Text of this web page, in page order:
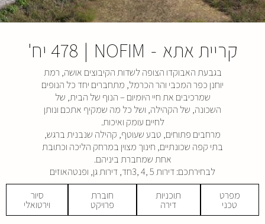
קריית אתא -
NOFIM
| 478 יח'
בגבעת האבוקדו הצופה לשדות הקיבוצים אושה, רמת
יוחנן כפר המכבי והר הכרמל, מתחברים יחד כל הנופים
שמרכיבים את חיי היומיום – הנוף של הבית, של
השכונה, של הקהילה, ושל כל מה שמקיף אתכם ונותן
לחיים עומק ואיכות.
מרחבים פתוחים, טבע שעוטף, קהילה שנבנית ברגש,
בתי קפה שכונתיים, חינוך מצוין במרחק הליכה וכתובת
אחת שמחברת ביניהם.
לבחירתכם: דירות 5 ,4 ,3חד, דירות גן, ופנטהאוזים
מפרט
טכני
תוכניות
דירה
חוברת
פרויקט
סיור
וירטואלי